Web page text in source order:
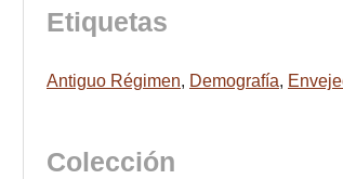
Etiquetas
Antiguo Régimen, Demografía,
Colección